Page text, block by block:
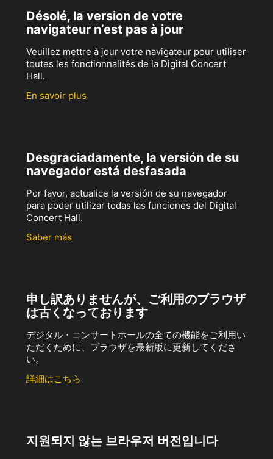
Désolé, la version de votre
navigateur n’est pas à jour
Veuillez mettre à jour votre navigateur pour utiliser
toutes les fonctionnalités de la Digital Concert
Hall.
En savoir plus
Desgraciadamente, la versión de su
navegador está desfasada
Por favor, actualice la versión de su navegador
para poder utilizar todas las funciones del Digital
Concert Hall.
Saber más
申し訳ありませんが、ご利用のブラウザ
は古くなっております
デジタル・コンサートホールの全ての機能をご利用い
ただくために、ブラウザを最新版に更新してくださ
い。
詳細はこちら
지원되지 않는 브라우저 버전입니다